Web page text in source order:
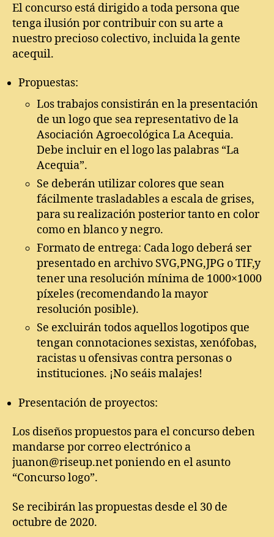
El concurso está dirigido a toda persona que
tenga ilusión por contribuir con su arte a
nuestro precioso colectivo, incluida la gente
acequil.
Propuestas:
Los trabajos consistirán en la presentación
de un logo que sea representativo de la
Asociación Agroecológica La Acequia.
Debe incluir en el logo las palabras “La
Acequia”.
Se deberán utilizar colores que sean
fácilmente trasladables a escala de grises,
para su realización posterior tanto en color
como en blanco y negro.
Formato de entrega: Cada logo deberá ser
presentado en archivo SVG,PNG,JPG o TIF,y
tener una resolución mínima de 1000×1000
píxeles (recomendando la mayor
resolución posible).
Se excluirán todos aquellos logotipos que
tengan connotaciones sexistas, xenófobas,
racistas u ofensivas contra personas o
instituciones. ¡No seáis malajes!
Presentación de proyectos:
Los diseños propuestos para el concurso deben
mandarse por correo electrónico a
juanon@riseup.net poniendo en el asunto
“Concurso logo”.
Se recibirán las propuestas desde el 30 de
octubre de 2020.